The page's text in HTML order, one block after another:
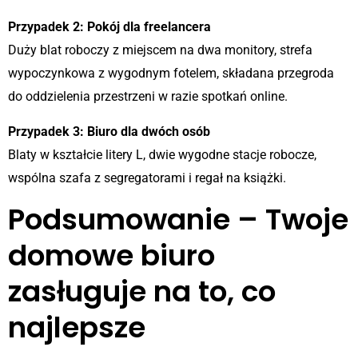
Przypadek 2: Pokój dla freelancera
Duży blat roboczy z miejscem na dwa monitory, strefa
wypoczynkowa z wygodnym fotelem, składana przegroda
do oddzielenia przestrzeni w razie spotkań online.
Przypadek 3: Biuro dla dwóch osób
Blaty w kształcie litery L, dwie wygodne stacje robocze,
wspólna szafa z segregatorami i regał na książki.
Podsumowanie – Twoje
domowe biuro
zasługuje na to, co
najlepsze